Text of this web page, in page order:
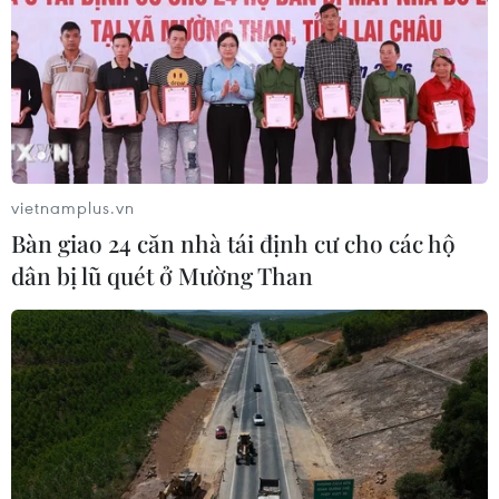
Hàng công bất lực, đội tuyển
Việt Nam để Singapore cầm hòa trên
sân nhà Mỹ Đình
31/07/2026 15:42
Xem thêm
CƠ QUAN CHỦ QUẢN: THÔNG TẤN XÃ VIỆT NAM
Tổng Biên tập: TRẦN TIẾN DUẨN
Phó Tổng Biên tập: NGUYỄN THỊ TÁM, KHÚC THANH
vietnamplus.vn
Bàn giao 24 căn nhà tái định cư cho các hộ
dân bị lũ quét ở Mường Than